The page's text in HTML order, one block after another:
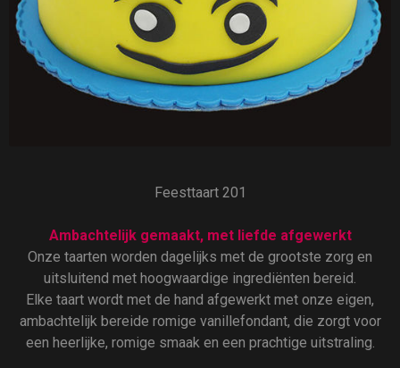
Feesttaart 201
Ambachtelijk gemaakt, met liefde afgewerkt
Onze taarten worden dagelijks met de grootste zorg en
uitsluitend met hoogwaardige ingrediënten bereid.
Elke taart wordt met de hand afgewerkt met onze eigen,
ambachtelijk bereide romige vanillefondant, die zorgt voor
een heerlijke, romige smaak en een prachtige uitstraling.